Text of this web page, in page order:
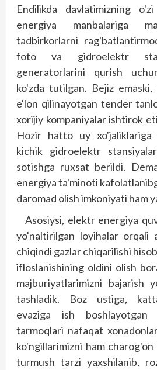
Endilikda davlatimizning
energiya manbalariga
tadbirkorlarni
foto va gidroelektr
generatorlarini qurish
ko'zda tutilgan. Bejiz emaski,
e'lon qilinayotgan tender
xorijiy kompaniyalar ishtirok
Hozir hatto uy
kichik gidroelektr
sotishga ruxsat berildi.
energiya ta'minoti
daromad olish imkoniyati ham
Asosiysi, elektr energiya
yo'naltirilgan loyihalar orqali
chiqindi gazlar chiqarilishi
ifloslanishining oldini olish
majburiyatlarimizni bajarish
tashladik. Boz ustiga,
evaziga ish boshlayotgan
tarmoqlari nafaqat
ko'ngillarimizni ham
turmush tarzi yaxshilanib,